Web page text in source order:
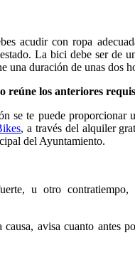
acudir con ropa
La bici debe ser de
una duración de unas dos
reúne los anteriores
se te puede
, a través del alquiler
del Ayuntamiento.
u otro
avisa cuanto antes